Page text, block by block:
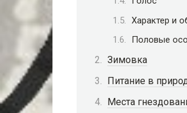
Характер и
Половые
Зимовка
Питание в
Места